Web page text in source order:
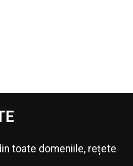
toate domeniile, rețete